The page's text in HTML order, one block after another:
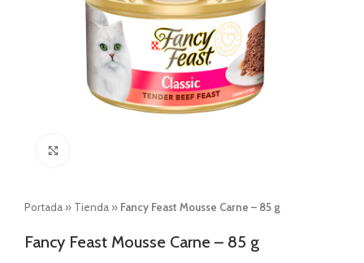
Portada » Tienda » Fancy Feast Mousse Carne – 85 g
Fancy Feast Mousse Carne – 85 g